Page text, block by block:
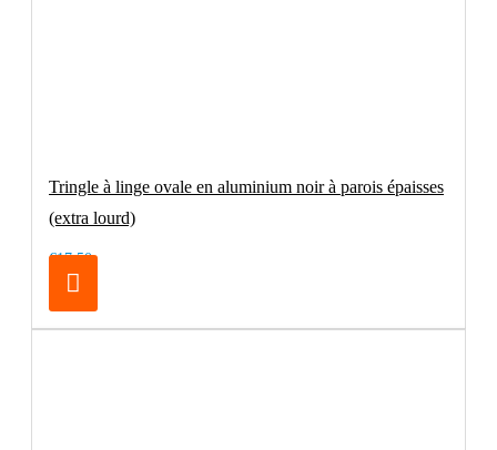
Tringle à linge ovale en aluminium noir à parois épaisses
(extra lourd)
€17.50